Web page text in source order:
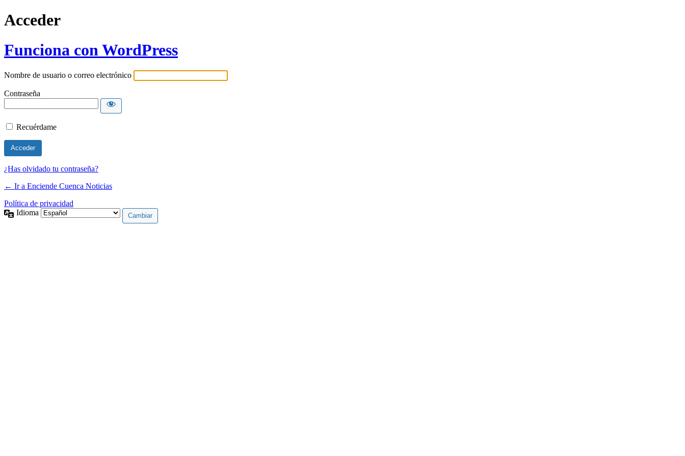
Acceder
Funciona con WordPress
Nombre de usuario o correo electrónico
Contraseña
Recuérdame
¿Has olvidado tu contraseña?
← Ir a Enciende Cuenca Noticias
Política de privacidad
Idioma